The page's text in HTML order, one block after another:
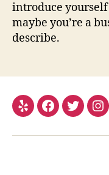
introduce
maybe you’re a
describe.
Yelp Facebook
Twitter